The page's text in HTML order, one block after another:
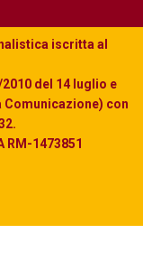
iscritta al
del 14 luglio e
Comunicazione) con
RM-1473851